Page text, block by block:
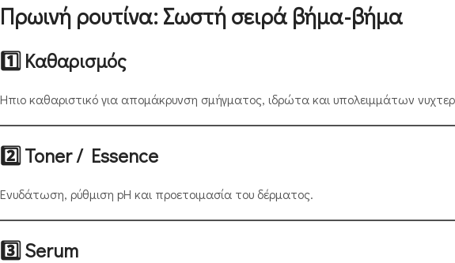
Πρωινή ρουτίνα: Σωστή σειρά βήμα-βήμα
1️⃣ Καθαρισμός
Ήπιο καθαριστικό για απομάκρυνση σμήγματος, ιδρώτα και υπολειμμάτων
2️⃣ Toner / Essence
Ενυδάτωση, ρύθμιση pH και προετοιμασία του δέρματος.
3️⃣ Serum